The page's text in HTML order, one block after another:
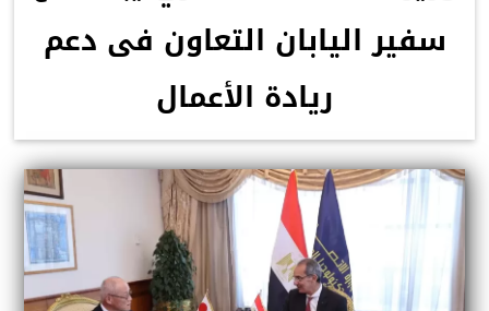
سفير اليابان التعاون فى دعم
ريادة الأعمال